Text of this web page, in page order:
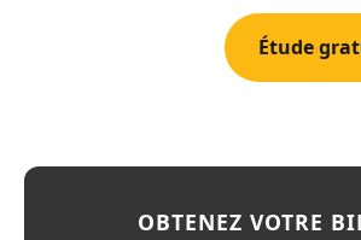
Étude
OBTENEZ VOTRE